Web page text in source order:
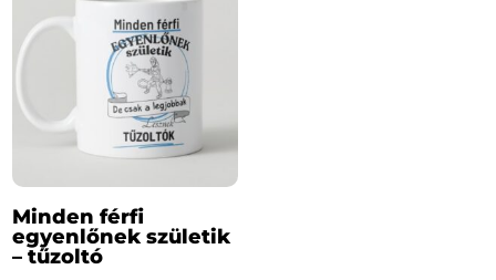
Minden férfi
egyenlőnek születik
– tűzoltó